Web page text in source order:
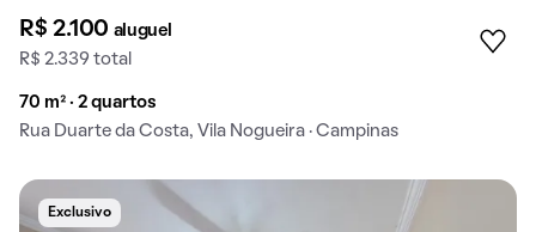
R$ 2.100 aluguel
R$ 2.339 total
70 m² · 2 quartos
Rua Duarte da Costa, Vila Nogueira · Campinas
Exclusivo